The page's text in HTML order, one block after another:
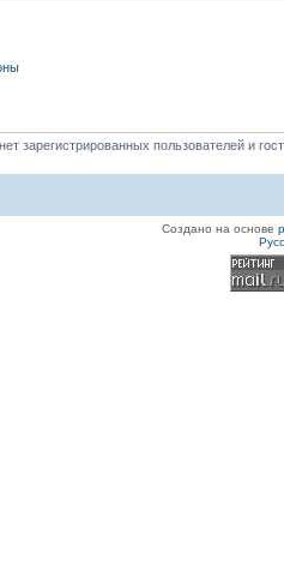
зарегистрированных пользователей и
Создано на основе